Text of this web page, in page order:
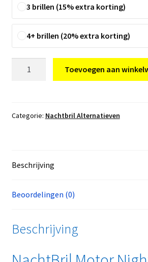
3 brillen (15% extra korting)
4+ brillen (20% extra korting)
Toevoegen aan
Categorie: Nachtbril Alternatieven
Beschrijving
Beoordelingen (0)
Beschrijving